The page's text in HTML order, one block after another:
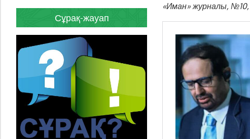
«Иман» журналы, №10
Сұрақ-жауап